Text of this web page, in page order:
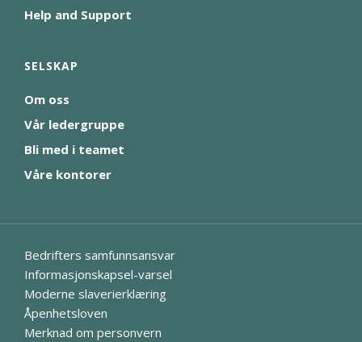
Help and Support
SELSKAP
Om oss
Vår ledergruppe
Bli med i teamet
Våre kontorer
Bedrifters samfunnsansvar
Informasjonskapsel-varsel
Moderne slaverierklæring
Åpenhetsloven
Merknad om personvern